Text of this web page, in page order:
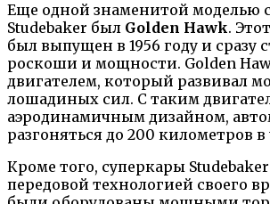
Еще одной знаменитой моделью
Studebaker был Golden Hawk.
был выпущен в 1956 году и сразу
роскоши и мощности. Golden
двигателем, который развивал
лошадиных сил. С таким
аэродинамичным дизайном,
разгоняться до 200 километров в
Кроме того, суперкары
передовой технологией своего